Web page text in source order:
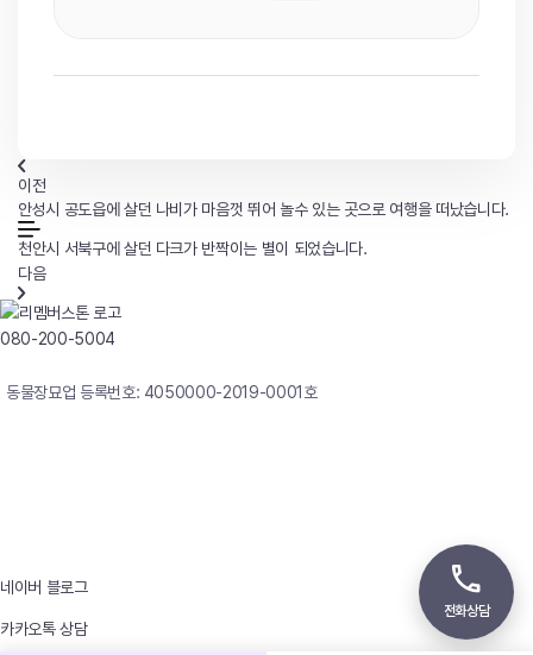
이전
안성시 공도읍에 살던 나비가 마음껏 뛰어 놀수 있는 곳으로 여행을 떠났습니다.
천안시 서북구에 살던 다크가 반짝이는 별이 되었습니다.
다음
080-200-5004
동물장묘업 등록번호: 4050000-2019-0001호
네이버 블로그
카카오톡 상담
전화상담